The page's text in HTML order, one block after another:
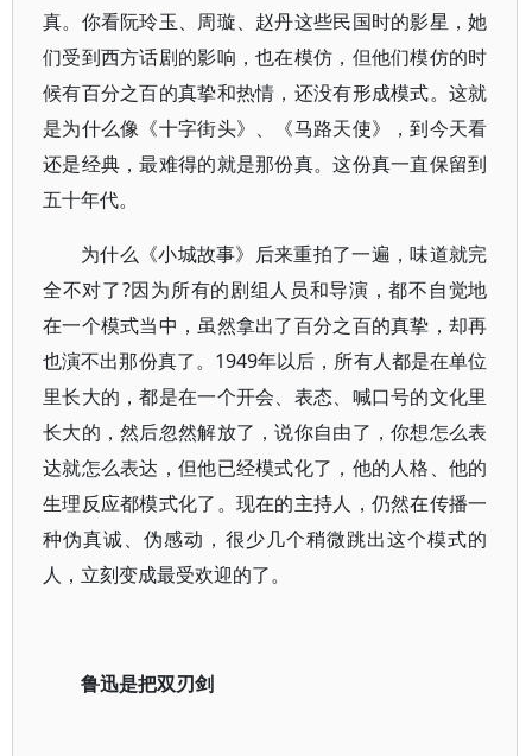
真。你看阮玲玉、周璇、赵丹这些民国时的影星，她
们受到西方话剧的影响，也在模仿，但他们模仿的时
候有百分之百的真挚和热情，还没有形成模式。这就
是为什么像《十字街头》、《马路天使》，到今天看
还是经典，最难得的就是那份真。这份真一直保留到
五十年代。
为什么《小城故事》后来重拍了一遍，味道就完
全不对了?因为所有的剧组人员和导演，都不自觉地
在一个模式当中，虽然拿出了百分之百的真挚，却再
也演不出那份真了。1949年以后，所有人都是在单位
里长大的，都是在一个开会、表态、喊口号的文化里
长大的，然后忽然解放了，说你自由了，你想怎么表
达就怎么表达，但他已经模式化了，他的人格、他的
生理反应都模式化了。现在的主持人，仍然在传播一
种伪真诚、伪感动，很少几个稍微跳出这个模式的
人，立刻变成最受欢迎的了。
鲁迅是把双刃剑